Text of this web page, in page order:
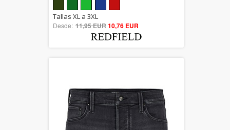
5.00
out of 5
Tallas XL a 3XL
Desde: 11,95 EUR10,76 EUR